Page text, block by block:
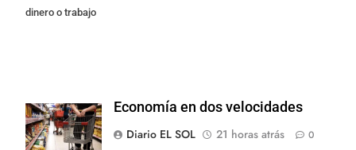
dinero o trabajo
Economía en dos velocidades
Diario EL SOL
21 horas atrás 0